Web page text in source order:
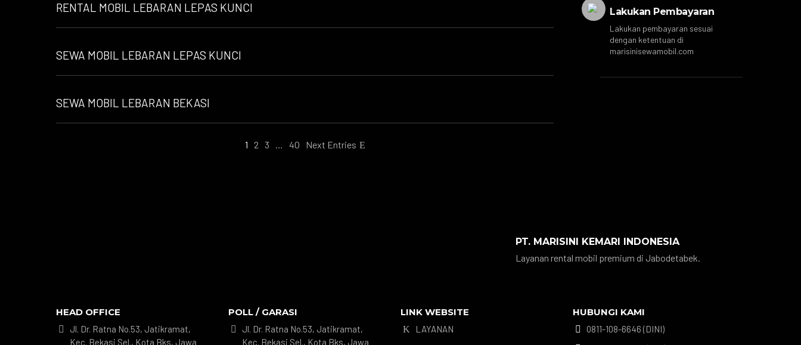
RENTAL MOBIL LEBARAN LEPAS KUNCI
SEWA MOBIL LEBARAN LEPAS KUNCI
SEWA MOBIL LEBARAN BEKASI
1 2 3 … 40 Next Entries
Lakukan Pembayaran
Lakukan pembayaran sesuai
dengan ketentuan di
marisinisewamobil.com
PT. MARISINI KEMARI INDONESIA
Layanan rental mobil premium di Jabodetabek.
HEAD OFFICE

Jl. Dr. Ratna No.53, Jatikramat,
Kec. Bekasi Sel., Kota Bks, Jawa
POLL / GARASI

Jl. Dr. Ratna No.53, Jatikramat,
Kec. Bekasi Sel., Kota Bks, Jawa
LINK WEBSITE
K LAYANAN
HUBUNGI KAMI
 0811-108-6646 (DINI)